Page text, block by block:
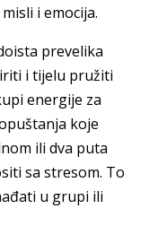
i emocija.
prevelika
i tijelu pružiti
energije za
koje
ili dva puta
sa stresom. To
u grupi ili